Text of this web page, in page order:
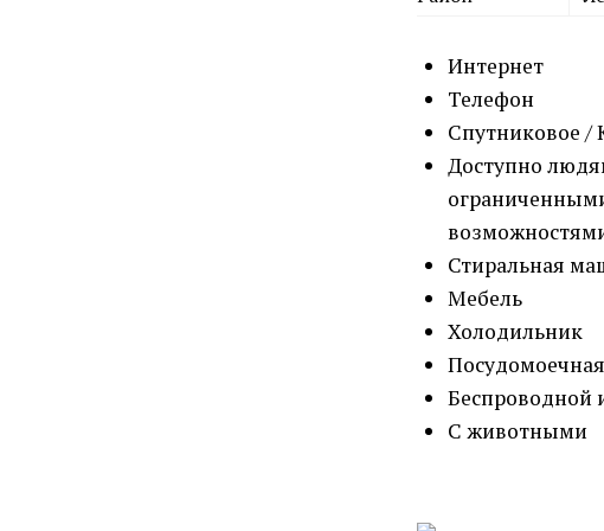
Интернет
Телефон
Спутниковое /
Доступно
Стиральная
Мебель
Холодильник
Беспроводной
С животными